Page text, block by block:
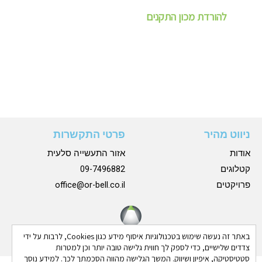
באתר זה נעשה שימוש בטכנולוגיות איסוף מידע כגון Cookies, לרבות על ידי
צדדים שלישיים, כדי לספק לך חווית גלישה טובה יותר וכן למטרות
סטטיסטיקה, איפיון ושיווק. המשך הגלישה מהווה הסכמתך לכך. למידע נוסך
להורדת מכון התקנים
ניווט מהיר
אודות
קטלוגים
פרויקטים
פרטי התקשרות
אזור התעשייה סלעית
09-7496882
office@or-bell.co.il